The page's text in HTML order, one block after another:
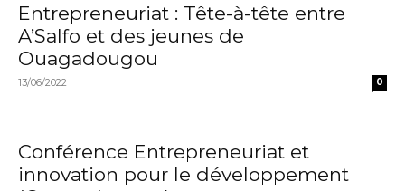
Entrepreneuriat : Tête-à-tête entre
A’Salfo et des jeunes de
Ouagadougou
13/06/2022 0
Conférence Entrepreneuriat et
innovation pour le développement